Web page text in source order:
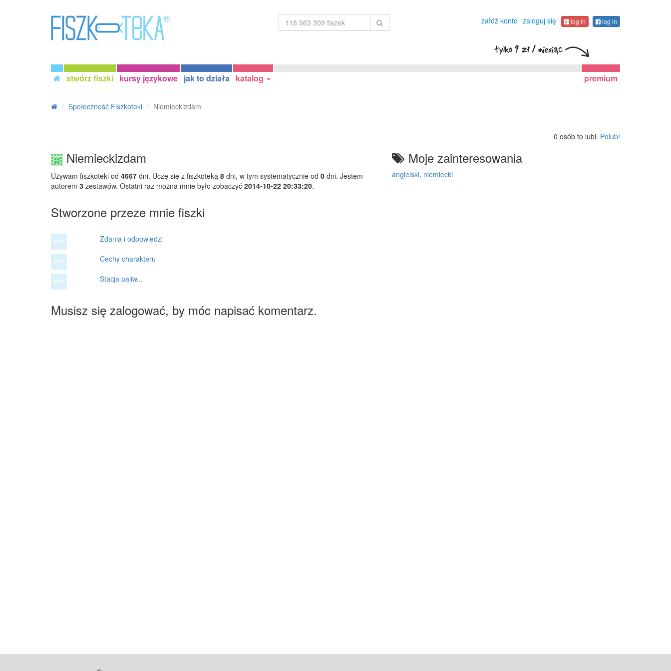
załóż konto zaloguj się log in log in
stwórz fiszki kursy językowe jak to działa katalog premium
Społeczność Fiszkoteki Niemieckizdam
0 osób to lubi. Polub!
Niemieckizdam
Używam fiszkoteki od 4667 dni. Uczę się z fiszkoteką 8 dni, w tym systematycznie od 0 dni. Jestem
autorem 3 zestawów. Ostatni raz można mnie było zobaczyć 2014-10-22 20:33:20.
Moje zainteresowania
angielski, niemiecki
Stworzone przeze mnie fiszki
Zdania i odpowiedzi
Cechy charakteru
Stacja paliw...
Musisz się zalogować, by móc napisać komentarz.